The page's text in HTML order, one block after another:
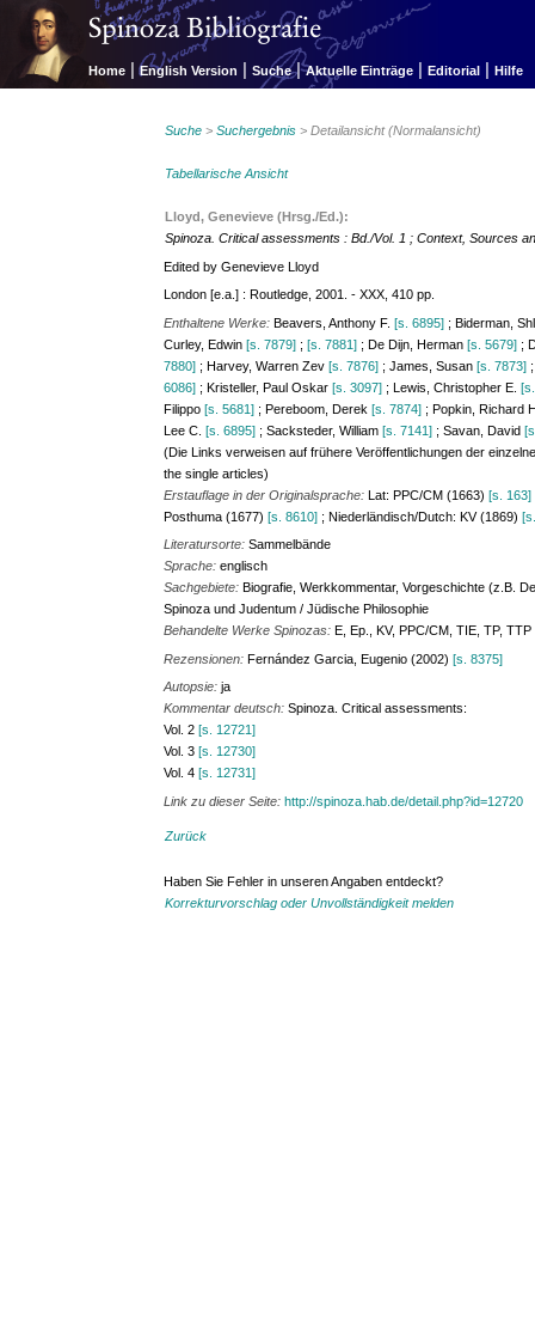
Home | English Version | Suche | Aktuelle Einträge | Editorial | Hilfe
Suche >Suchergebnis > Detailansicht (Normalansicht)
Tabellarische Ansicht
Lloyd, Genevieve (Hrsg./Ed.):
Spinoza. Critical assessments : Bd./Vol. 1 ; Context, Sources
Edited by Genevieve Lloyd
London [e.a.] : Routledge, 2001. - XXX, 410 pp.
Enthaltene Werke:Beavers, Anthony F.[s. 6895] ; Biderman,
Curley, Edwin[s. 7879] ;[s. 7881] ; De Dijn, Herman[s. 5679] ;
7880] ; Harvey, Warren Zev[s. 7876] ; James, Susan[s. 7873]
6086] ; Kristeller, Paul Oskar[s. 3097] ; Lewis, Christopher E.
Filippo[s. 5681] ; Pereboom, Derek[s. 7874] ; Popkin, Richard
Lee C.[s. 6895] ; Sacksteder, William[s. 7141] ; Savan, David
(Die Links verweisen auf frühere Veröffentlichungen der
the single articles)
Erstauflage in der Originalsprache:Lat: PPC/CM (1663)[s. 163]
Posthuma (1677)[s. 8610] ; Niederländisch/Dutch: KV (1869)
Literatursorte:Sammelbände
Sprache:englisch
Sachgebiete:Biografie, Werkkommentar, Vorgeschichte (z.B.
Spinoza und Judentum / Jüdische Philosophie
Behandelte Werke Spinozas:E, Ep., KV, PPC/CM, TIE, TP, TTP
Rezensionen:Fernández Garcia, Eugenio (2002)[s. 8375]
Autopsie:ja
Kommentar deutsch:Spinoza. Critical assessments:
Vol. 2[s. 12721]
Vol. 3[s. 12730]
Vol. 4[s. 12731]
Link zu dieser Seite:http://spinoza.hab.de/detail.php?id=12720
Zurück
Haben Sie Fehler in unseren Angaben entdeckt?
Korrekturvorschlag oder Unvollständigkeit melden